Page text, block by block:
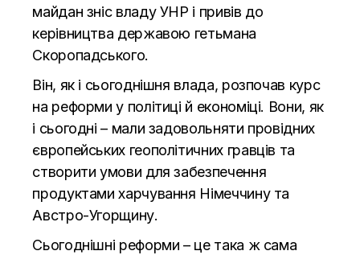
майдан зніс владу УНР і привів до
керівництва державою гетьмана
Скоропадського.
Він, як і сьогоднішня влада, розпочав курс
на реформи у політиці й економіці. Вони, як
і сьогодні – мали задовольняти провідних
європейських геополітичних гравців та
створити умови для забезпечення
продуктами харчування Німеччину та
Австро-Угорщину.
Сьогоднішні реформи – це така ж сама